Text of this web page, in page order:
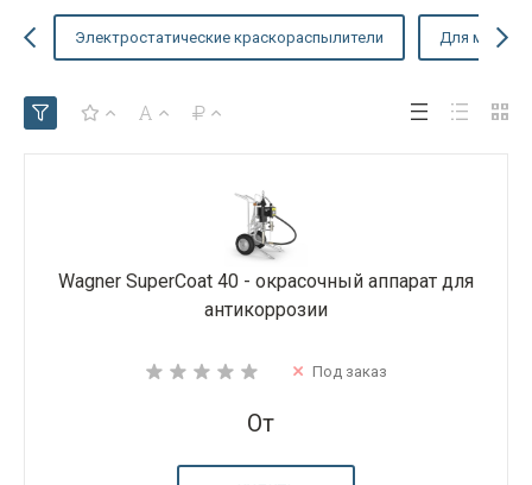
Электростатические краскораспылители Для
Wagner SuperCoat 40 - окрасочный аппарат для
антикоррозии
Под заказ
От